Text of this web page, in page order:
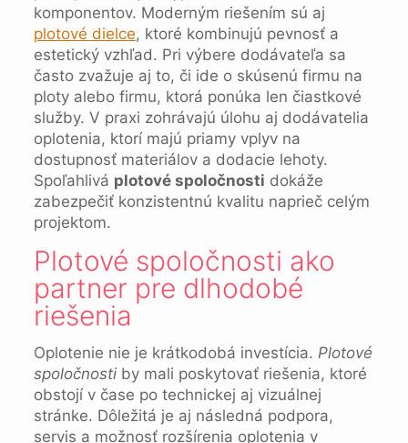
komponentov. Moderným riešením sú aj
plotové dielce, ktoré kombinujú pevnosť a
estetický vzhľad. Pri výbere dodávateľa sa
často zvažuje aj to, či ide o skúsenú firmu na
ploty alebo firmu, ktorá ponúka len čiastkové
služby. V praxi zohrávajú úlohu aj dodávatelia
oplotenia, ktorí majú priamy vplyv na
dostupnosť materiálov a dodacie lehoty.
Spoľahlivá plotové spoločnosti dokáže
zabezpečiť konzistentnú kvalitu naprieč celým
projektom.
Plotové spoločnosti ako
partner pre dlhodobé
riešenia
Oplotenie nie je krátkodobá investícia. Plotové
spoločnostiby mali poskytovať riešenia, ktoré
obstojí v čase po technickej aj vizuálnej
stránke. Dôležitá je aj následná podpora,
servis a možnosť rozšírenia oplotenia v